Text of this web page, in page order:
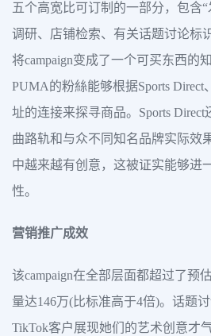
五个高宽比可订制的一部分，包含“
调研、店铺检索、有关话题讨论标
将campaign变成了一个可买东西的
PUMA的粉絲能够根据Sports Direct
址的连接来探寻商品。Sports
曲路轨和与众不同知名品牌实际效
中越来越有创意，这被证实能够进
性。
营销推广成效
该campaign在全部层面都超过了预
量达146万(比标准高于4倍)。话题
TikTok客户展现她们的艺术创意才